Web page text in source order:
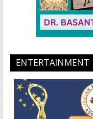
ENTERTAINMENT